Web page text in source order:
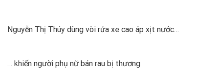
Nguyễn Thị Thúy dùng vòi rửa xe cao áp xịt nước…
… khiến người phụ nữ bán rau bị thương